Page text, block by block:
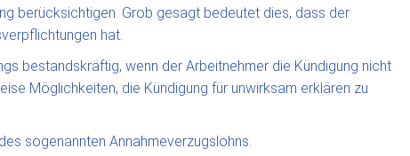
berücksichtigen. Grob gesagt bedeutet dies, dass der
hat.
bestandskräftig, wenn der Arbeitnehmer die Kündigung nicht
Möglichkeiten, die Kündigung für unwirksam erklären zu
sogenannten Annahmeverzugslohns.